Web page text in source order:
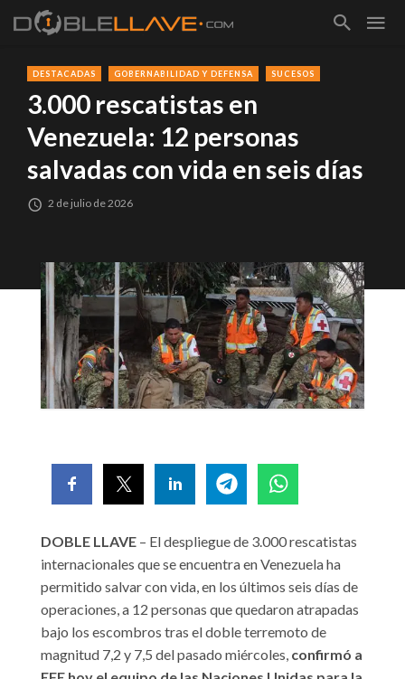
DESTACADAS GOBERNABILIDAD Y DEFENSA SUCESOS
3.000 rescatistas en
Venezuela: 12 personas
salvadas con vida en seis días
2 de julio de 2026
DOBLE LLAVE – El despliegue de 3.000 rescatistas
internacionales que se encuentra en Venezuela ha
permitido salvar con vida, en los últimos seis días de
operaciones, a 12 personas que quedaron atrapadas
bajo los escombros tras el doble terremoto de
magnitud 7,2 y 7,5 del pasado miércoles, confirmó a